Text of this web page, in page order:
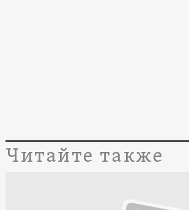
Читайте также